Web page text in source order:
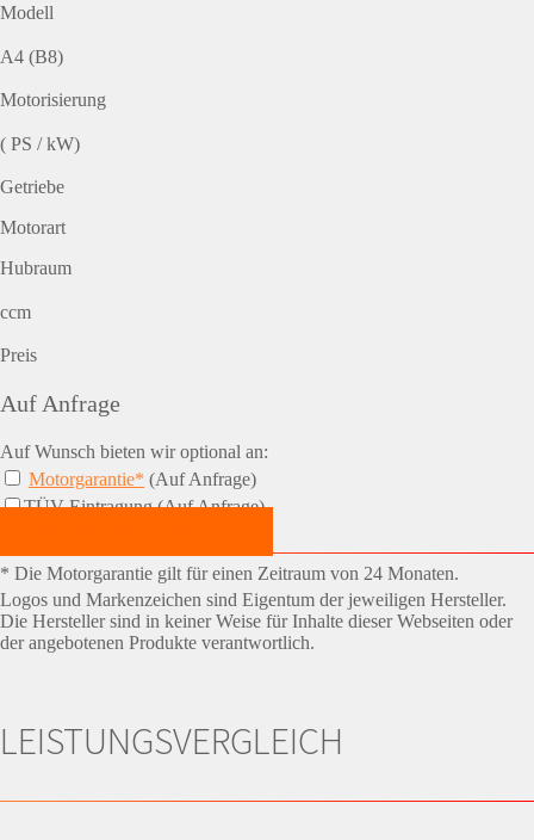
Modell
A4 (B8)
Motorisierung
( PS / kW)
Getriebe
Motorart
Hubraum
ccm
Preis
Auf Anfrage
Auf Wunsch bieten wir optional an:
Motorgarantie* (Auf Anfrage)
TÜV-Eintragung (Auf Anfrage)
* Die Motorgarantie gilt für einen Zeitraum von 24 Monaten.
Logos und Markenzeichen sind Eigentum der jeweiligen Hersteller.
Die Hersteller sind in keiner Weise für Inhalte dieser Webseiten oder
der angebotenen Produkte verantwortlich.
LEISTUNGSVERGLEICH